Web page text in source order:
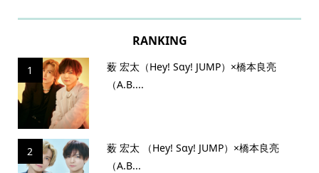
RANKING
1
薮 宏太（Hey! Sɑy! JUMP）×橋本良亮
（A.B....
2
薮 宏太 （Hey! Sɑy! JUMP）×橋本良亮
（A.B...